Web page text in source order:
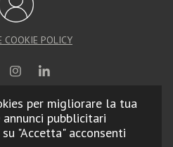
per migliorare la tua
pubblicitari
"Accetta" acconsenti
COOKIE POLICY
I
s
t
a
L
n
e
d
Urbano |Web Agency